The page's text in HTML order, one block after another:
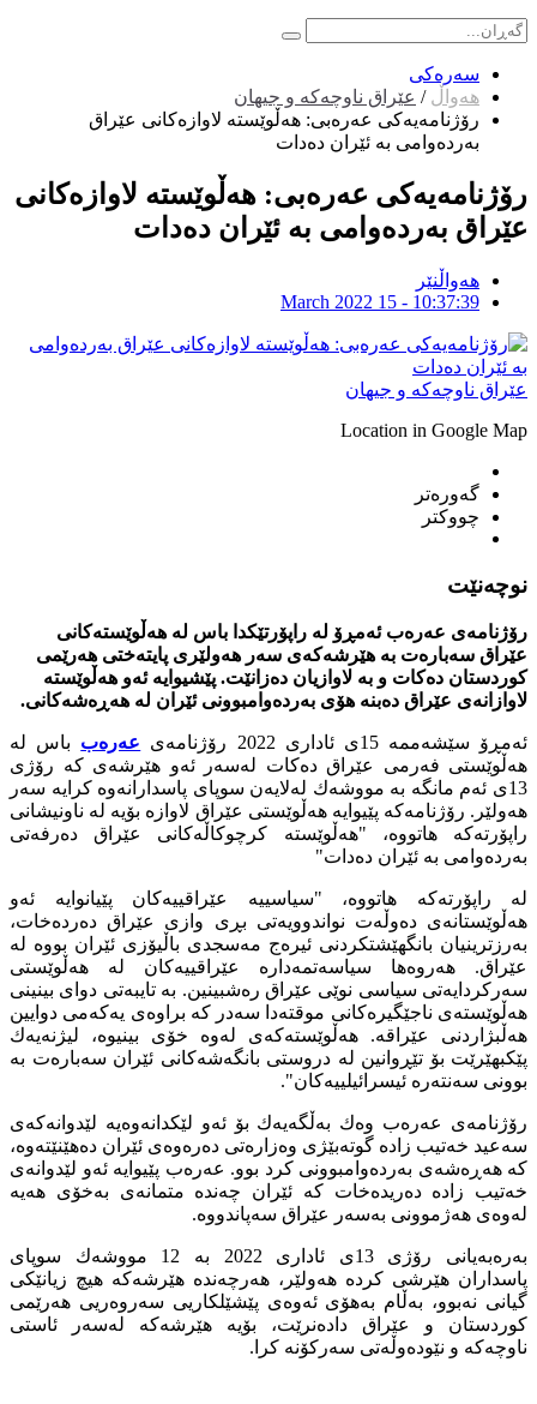
سەرەکی
هەواڵ / عێراق ناوچەکە و جیهان
رۆژنامه‌یه‌كى عه‌ره‌بى: هه‌ڵوێسته‌ لاوازه‌كانى عێراق
به‌رده‌وامى به‌ ئێران ده‌دات
رۆژنامه‌یه‌كى عه‌ره‌بى: هه‌ڵوێسته‌ لاوازه‌كانى
عێراق به‌رده‌وامى به‌ ئێران ده‌دات
هەواڵنێر
March 2022 15 - 10:37:39
عێراق ناوچەکە و جیهان
Location in Google Map
گەورەتر
چووکتر
نوچه‌نێت
رۆژنامه‌ى عه‌ره‌ب ئه‌مڕۆ له‌ راپۆرتێكدا باس له‌ هه‌ڵوێسته‌كانى
عێراق سه‌باره‌ت به‌ هێرشه‌كه‌ى سه‌ر هه‌ولێرى پایته‌ختى هه‌رێمى
كوردستان ده‌كات و به‌ لاوازیان ده‌زانێت. پێشیوایه‌ ئه‌و هه‌ڵوێسته‌
لاوازانه‌ى عێراق ده‌بنه‌ هۆى به‌رده‌وامبوونى ئێران له‌ هه‌ڕه‌شه‌كانى.
ئه‌مڕۆ سێشه‌ممه‌ 15ى ئادارى 2022 رۆژنامه‌ى عه‌ره‌ب باس له‌
هه‌ڵوێستى فه‌رمى عێراق ده‌كات له‌سه‌ر ئه‌و هێرشه‌ى كه‌ رۆژى
13ى ئه‌م مانگه‌ به‌ مووشه‌ك له‌لایه‌ن سوپاى پاسدارانه‌وه‌ كرایه‌ سه‌ر
هه‌ولێر. رۆژنامه‌كه‌ پێیوایه‌ هه‌ڵوێستى عێراق لاوازه‌ بۆیە له‌ ناونیشانى
راپۆرته‌كه‌ هاتووه‌، "هه‌ڵوێسته‌ كرچوكاڵه‌كانى عێراق ده‌رفه‌تى
به‌رده‌وامى به‌ ئێران ده‌دات"
له‌ راپۆرته‌كه‌ هاتووه‌، "سیاسییه‌ عێراقییه‌كان پێیانوایه‌ ئه‌و
هه‌ڵوێستانه‌ى ده‌وڵه‌ت نواندوویه‌تى بڕى وازى عێراق ده‌رده‌خات،
به‌رزترینیان بانگهێشتكردنى ئیره‌ج مه‌سجدى باڵیۆزى ئێران بووه‌ له‌
عێراق. هه‌روه‌ها سیاسه‌تمه‌داره‌ عێراقییه‌كان له‌ هه‌ڵوێستى
سه‌ركردایه‌تى سیاسى نوێى عێراق ره‌شبینین. به‌ تایبه‌تى دواى بینینى
هه‌ڵوێسته‌ى ناجێگیره‌كانى موقته‌دا سه‌در كه‌ براوه‌ى یه‌كه‌مى دوایین
هه‌ڵبژاردنى عێراقه‌. هه‌ڵوێسته‌كه‌ى له‌وه‌ خۆى بینیوه‌، لیژنه‌یه‌ك
پێكبهێرێت بۆ تێڕوانین له‌ دروستى بانگه‌شه‌كانى ئێران سه‌باره‌ت به‌
بوونى سه‌نته‌ره‌ ئیسرائیلییه‌كان".
رۆژنامه‌ى عه‌ره‌ب وه‌ك به‌ڵگه‌یه‌ك بۆ ئه‌و لێكدانه‌وه‌یه‌ لێدوانه‌كه‌ى
سه‌عید خه‌تیب زاده‌ گوته‌بێژى وه‌زاره‌تى ده‌ره‌وه‌ى ئێران ده‌هێنێته‌وه‌،
كه‌ هه‌ڕه‌شه‌ى به‌رده‌وامبوونى كرد بوو. عه‌ره‌ب پێیوایه‌ ئه‌و لێدوانه‌ى
خه‌تیب زاده‌ ده‌ریده‌خات كه‌ ئێران چه‌نده‌ متمانه‌ى به‌خۆى هه‌یه‌
له‌وه‌ى هه‌ژموونى به‌سه‌ر عێراق سه‌پاندووه‌.
به‌ره‌به‌یانى رۆژى 13ى ئادارى 2022 به‌ 12 مووشه‌ك سوپاى
پاسداران هێرشى كرده‌ هه‌ولێر، هه‌رچه‌نده‌ هێرشه‌كه‌ هیچ زیانێكى
گیانى نه‌بوو، به‌ڵام به‌هۆى ئه‌وه‌ى پێشێلكاریى سه‌روه‌ریى هه‌رێمى
كوردستان و عێراق داده‌نرێت، بۆیه‌ هێرشه‌كه‌ له‌سه‌ر ئاستى
ناوچه‌كه‌ و نێوده‌وڵه‌تى سه‌ركۆنه‌ كرا.